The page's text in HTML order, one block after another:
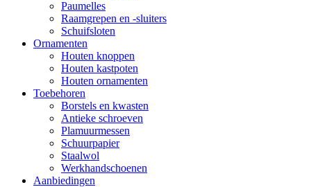
Paumelles
Raamgrepen en -sluiters
Schuifsloten
Ornamenten
Houten knoppen
Houten kastpoten
Houten ornamenten
Toebehoren
Borstels en kwasten
Antieke schroeven
Plamuurmessen
Schuurpapier
Staalwol
Werkhandschoenen
Aanbiedingen